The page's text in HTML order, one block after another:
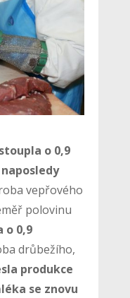
stoupla o 0,9
vepřového
polovinu
o 0,9
drůbežího,
produkce
se znovu